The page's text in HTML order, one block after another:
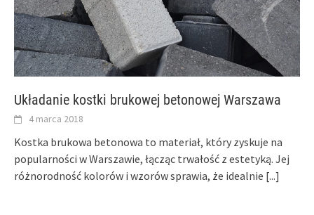
Układanie kostki brukowej betonowej Warszawa
4 marca 2018
Kostka brukowa betonowa to materiał, który zyskuje na
popularności w Warszawie, łącząc trwałość z estetyką. Jej
różnorodność kolorów i wzorów sprawia, że idealnie [...]